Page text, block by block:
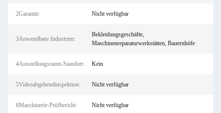
2Garantie: Nicht verfügbar
3Anwendbare Industrien:
Bekleidungsgeschäfte,
Maschinenreparaturwerkstätten, Bauernhöfe
4Ausstellungsraum-Standort: Kein
5Videoabgehendinspektion: Nicht verfügbar
6Maschinerie-Prüfbericht: Nicht verfügbar